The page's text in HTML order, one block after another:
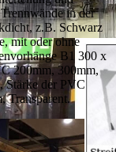
in der
z.B. Schwarz
mit oder ohne
B1 300 x
200mm, 300mm,
Stärke der PVC
Transparent.